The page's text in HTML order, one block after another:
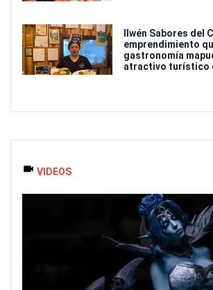
Ilwén Sabores del
emprendimiento
gastronomía
atractivo turístico
VIDEOS